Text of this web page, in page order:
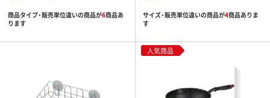
商品タイプ・販売単位違いの商品が6商品あ
ります
サイズ・販売単位違いの商品が4商品ありま
す
人気商品